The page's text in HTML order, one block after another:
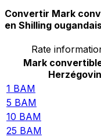
Convertir Mark
en Shilling
Rate
Mark
1 BAM
5 BAM
10 BAM
25 BAM